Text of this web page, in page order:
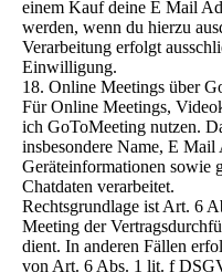
einem Kauf deine E Mail
werden, wenn du hierzu
Verarbeitung erfolgt
Einwilligung.
18. Online Meetings über
Für Online Meetings,
ich GoToMeeting nutzen.
insbesondere Name, E Mail
Geräteinformationen sowie
Chatdaten verarbeitet.
Rechtsgrundlage ist Art. 6
Meeting der
dient. In anderen Fällen
von Art. 6 Abs. 1 lit. f